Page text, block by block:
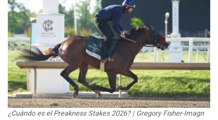
OTRAS LIGAS
BROWNS
STEELERS
TEXANS
COLTS
JAGUARS
HAWKS
HORNETS
HEAT
MAGIC
WIZARDS
¿Cuándo es el Preakness Stakes 2026? | Gregory Fisher-Imagn